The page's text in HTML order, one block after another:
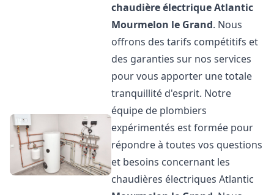
chaudière électrique Atlantic
Mourmelon le Grand. Nous
offrons des tarifs compétitifs et
des garanties sur nos services
pour vous apporter une totale
tranquillité d'esprit. Notre
équipe de plombiers
expérimentés est formée pour
répondre à toutes vos questions
et besoins concernant les
chaudières électriques Atlantic